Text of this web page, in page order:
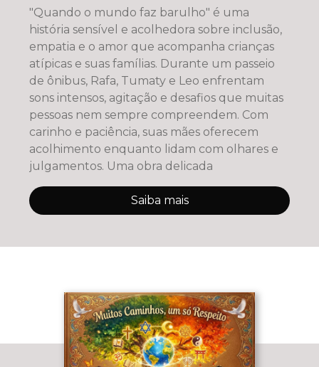
"Quando o mundo faz barulho" é uma
história sensível e acolhedora sobre inclusão,
empatia e o amor que acompanha crianças
atípicas e suas famílias. Durante um passeio
de ônibus, Rafa, Tumaty e Leo enfrentam
sons intensos, agitação e desafios que muitas
pessoas nem sempre compreendem. Com
carinho e paciência, suas mães oferecem
acolhimento enquanto lidam com olhares e
julgamentos. Uma obra delicada
Saiba mais